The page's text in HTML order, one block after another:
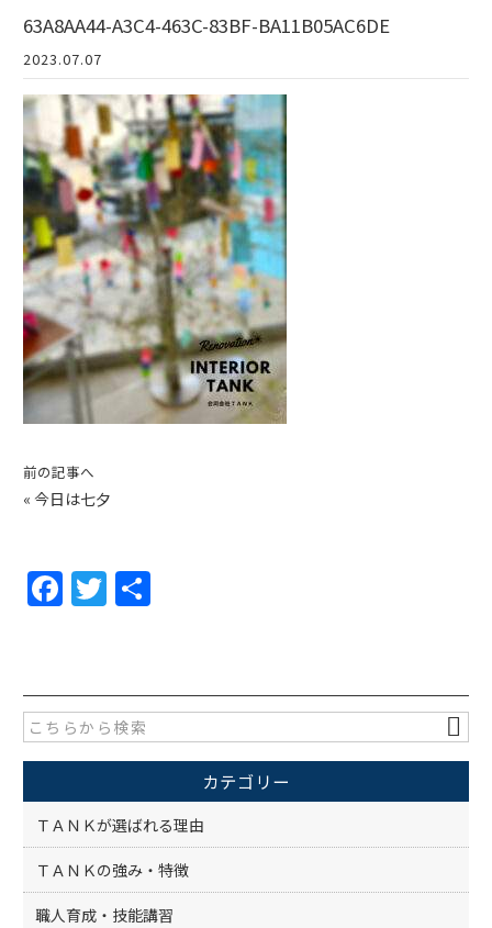
63A8AA44-A3C4-463C-83BF-BA11B05AC6DE
2023.07.07
前の記事へ
« 今日は七夕
F
e
b
o
o
k
T
er
カテゴリー
ＴＡＮＫが選ばれる理由
ＴＡＮＫの強み・特徴
職人育成・技能講習